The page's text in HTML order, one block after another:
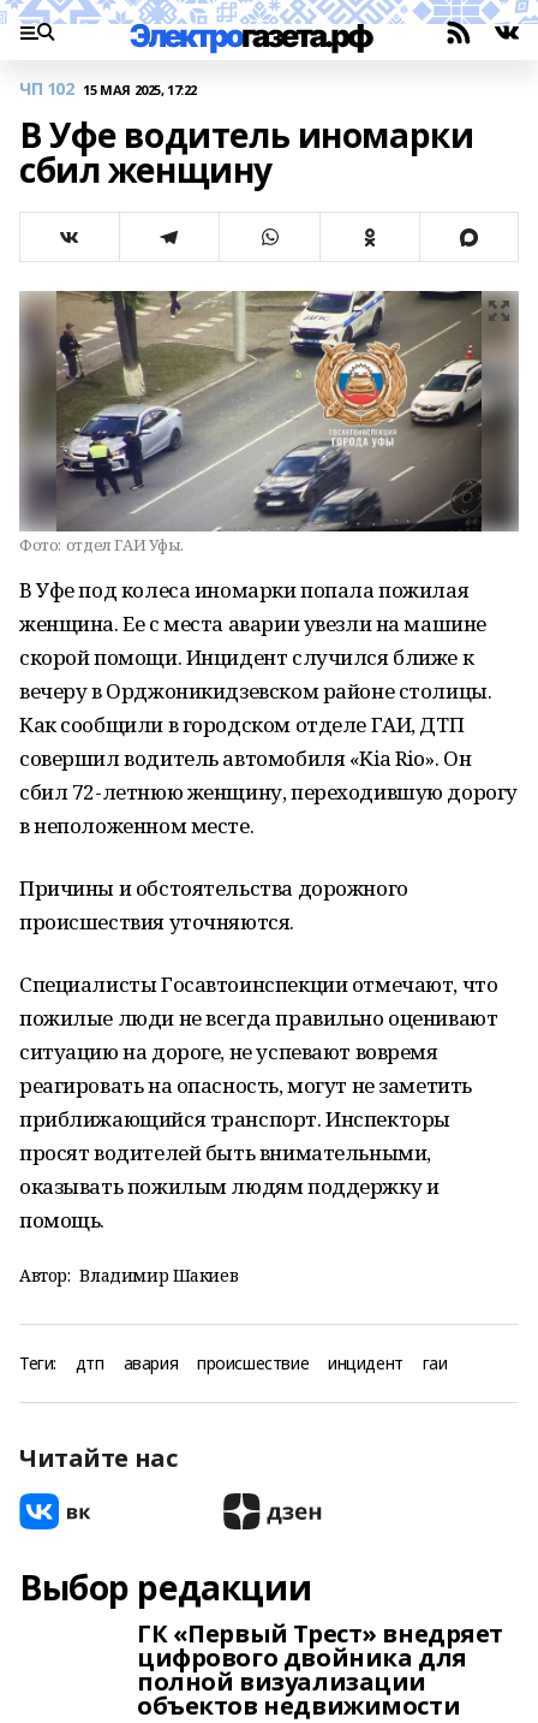
ЧП 102 15 МАЯ 2025, 17:22
В Уфе водитель иномарки
сбил женщину
Фото: отдел ГАИ Уфы.
В Уфе под колеса иномарки попала пожилая
женщина. Ее с места аварии увезли на машине
скорой помощи. Инцидент случился ближе к
вечеру в Орджоникидзевском районе столицы.
Как сообщили в городском отделе ГАИ, ДТП
совершил водитель автомобиля «Kia Rio». Он
сбил 72-летнюю женщину, переходившую дорогу
в неположенном месте.
Причины и обстоятельства дорожного
происшествия уточняются.
Специалисты Госавтоинспекции отмечают, что
пожилые люди не всегда правильно оценивают
ситуацию на дороге, не успевают вовремя
реагировать на опасность, могут не заметить
приближающийся транспорт. Инспекторы
просят водителей быть внимательными,
оказывать пожилым людям поддержку и
помощь.
Автор: Владимир Шакиев
Теги: дтп авария происшествие инцидент гаи
Читайте нас
Выбор редакции
ГК «Первый Трест» внедряет
цифрового двойника для
полной визуализации
объектов недвижимости